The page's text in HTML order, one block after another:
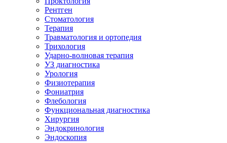
Рентген
Стоматология
Терапия
Травматология и ортопедия
Трихология
Ударно-волновая терапия
УЗ диагностика
Урология
Физиотерапия
Фониатрия
Флебология
Функциональная диагностика
Хирургия
Эндокринология
Эндоскопия